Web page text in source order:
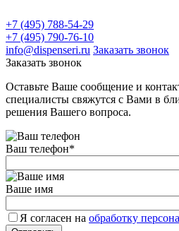
+7 (495) 788-54-29
+7 (495) 790-76-10
info@dispenseri.ru Заказать звонок
Заказать звонок
Оставьте Ваше сообщение и
специалисты свяжутся с Вами в
решения Вашего вопроса.
Ваш телефон*
Ваше имя
Я согласен на обработку